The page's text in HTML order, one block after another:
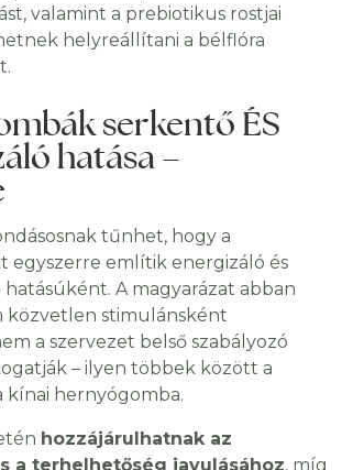
valamint a prebiotikus rostjai
helyreállítani a bélflóra
serkentő ÉS
hatása –
tűnhet, hogy a
egyszerre említik energizáló és
A magyarázat abban
közvetlen stimulánsként
a szervezet belső szabályozó
– ilyen többek között a
kínai hernyógomba.
hozzájárulhatnak az
a terhelhetőség javulásához, míg